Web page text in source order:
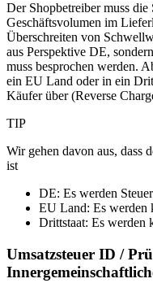
Der Shopbetreiber muss die
Geschäftsvolumen im
Überschreiten von
aus Perspektive DE,
muss besprochen werden.
ein EU Land oder in ein
Käufer über (Reverse
TIP
Wir gehen davon aus, dass
ist
DE: Es werden
EU Land: Es werden
Drittstaat: Es werden
Umsatzsteuer ID /